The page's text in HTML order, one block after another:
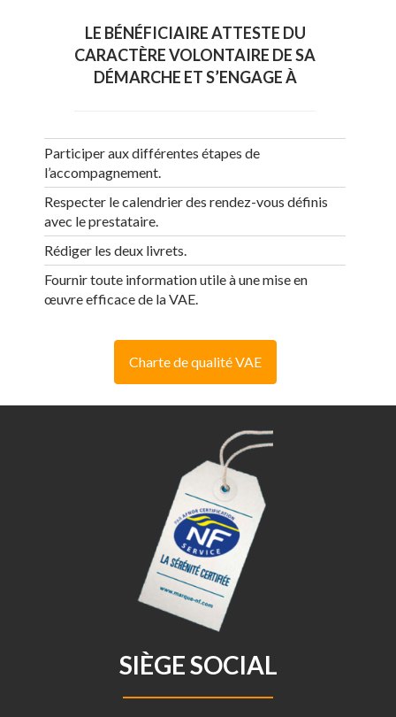
LE BÉNÉFICIAIRE ATTESTE DU
CARACTÈRE VOLONTAIRE DE SA
DÉMARCHE ET S’ENGAGE À
Participer aux différentes étapes de
l’accompagnement.
Respecter le calendrier des rendez-vous définis
avec le prestataire.
Rédiger les deux livrets.
Fournir toute information utile à une mise en
œuvre efficace de la VAE.
Charte de qualité VAE
SIÈGE SOCIAL